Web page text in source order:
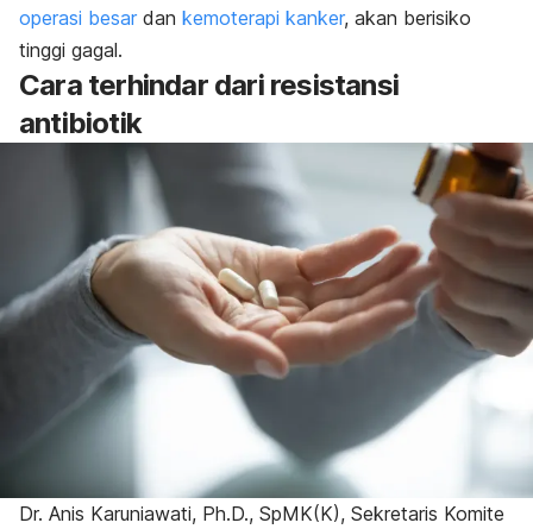
operasi besar dan kemoterapi kanker, akan berisiko
tinggi gagal.
Cara terhindar dari resistansi
antibiotik
Dr. Anis Karuniawati, Ph.D., SpMK(K), Sekretaris Komite